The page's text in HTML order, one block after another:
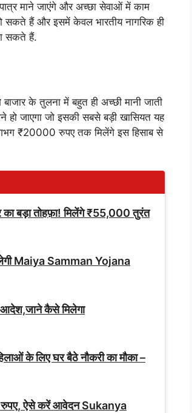
माने जाएंगे और अच्छा सेवाओं में काम
सकते हैं और इसमें केवल भारतीय नागरिक ही
सकते हैं.
के तुलना में बहुत ही अच्छी मानी जाती
हो जाएगा जो इसकी सबसे बड़ी खासियत यह
₹20000 रुपए तक मिलेंगे इस हिसाब से
बड़ा तोहफ़ा! मिलेंगे ₹55,000 तुरंत
Maiya Samman Yojana
आदेश,जाने कैसे मिलेगा
के लिए घर बैठे नौकरी का मौका –
रुपए, ऐसे करें आवेदन Sukanya